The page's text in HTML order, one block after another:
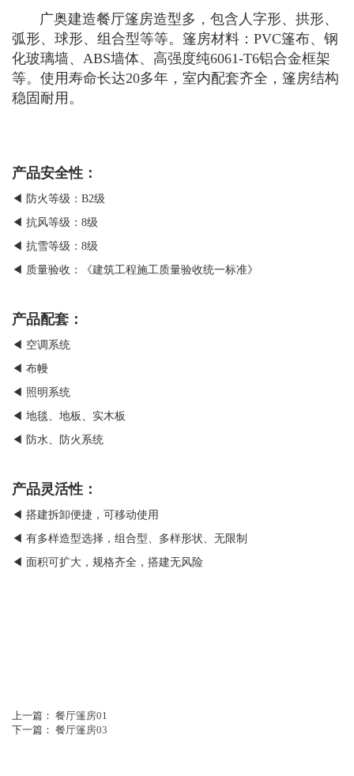
广奥建造餐厅篷房造型多，包含人字形、拱形、
弧形、球形、组合型等等。篷房材料：PVC篷布、钢
化玻璃墙、ABS墙体、高强度纯6061-T6铝合金框架
等。使用寿命长达20多年，室内配套齐全，篷房结构
稳固耐用。
产品安全性：
◀ 防火等级：B2级
◀ 抗风等级：8级
◀ 抗雪等级：8级
◀ 质量验收：《建筑工程施工质量验收统一标准》
产品配套：
◀ 空调系统
◀ 布幔
◀ 照明系统
◀ 地毯、地板、实木板
◀ 防水、防火系统
产品灵活性：
◀ 搭建拆卸便捷，可移动使用
◀ 有多样造型选择，组合型、多样形状、无限制
◀ 面积可扩大，规格齐全，搭建无风险
上一篇： 餐厅篷房01
下一篇： 餐厅篷房03